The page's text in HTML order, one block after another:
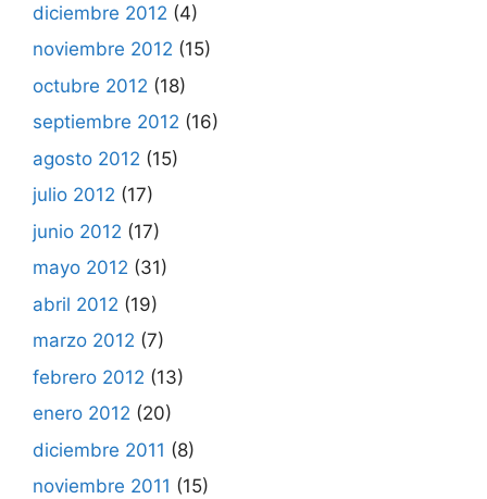
diciembre 2012 (4)
noviembre 2012 (15)
octubre 2012 (18)
septiembre 2012 (16)
agosto 2012 (15)
julio 2012 (17)
junio 2012 (17)
mayo 2012 (31)
abril 2012 (19)
marzo 2012 (7)
febrero 2012 (13)
enero 2012 (20)
diciembre 2011 (8)
noviembre 2011 (15)